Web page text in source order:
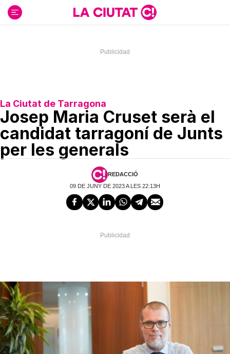
contenido
La Ciutat de Tarragona
Josep Maria Cruset serà el
candidat tarragoní de Junts
per les generals
REDACCIÓ
09 DE JUNY DE 2023 A LES 22:13H